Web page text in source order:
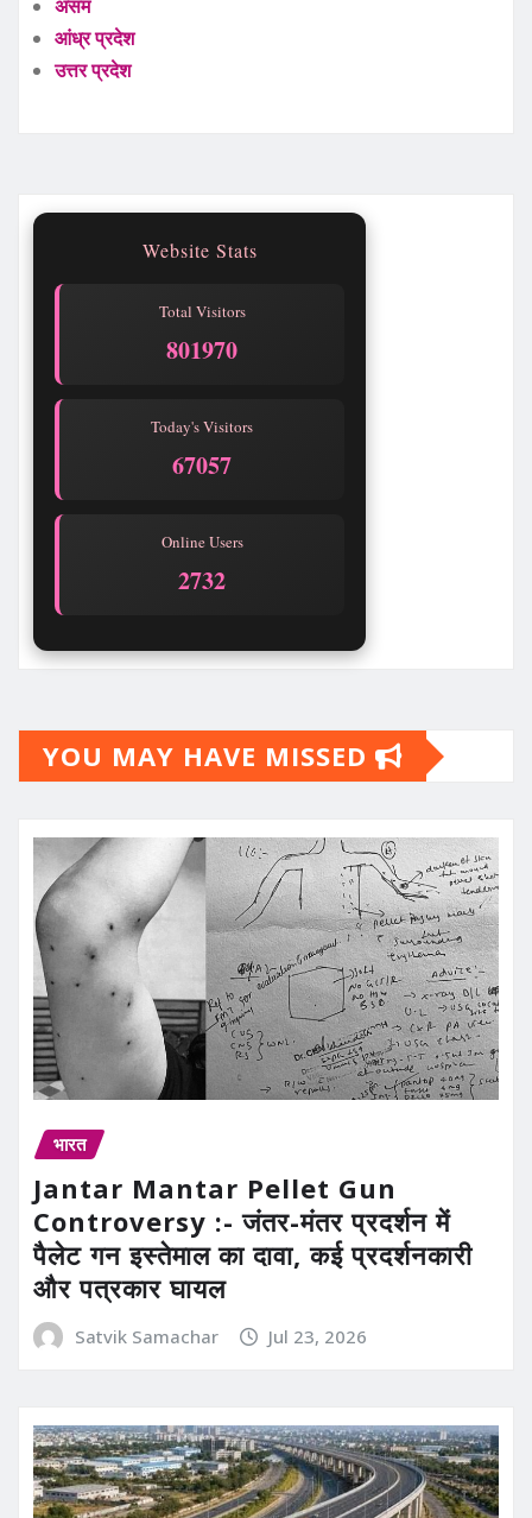
असम
आंध्र प्रदेश
उत्तर प्रदेश
Website Stats
Total Visitors
801970
Today's Visitors
67057
Online Users
2732
YOU MAY HAVE MISSED
भारत
Jantar Mantar Pellet Gun
Controversy :- जंतर-मंतर प्रदर्शन में
पैलेट गन इस्तेमाल का दावा, कई प्रदर्शनकारी
और पत्रकार घायल
Satvik Samachar Jul 23, 2026